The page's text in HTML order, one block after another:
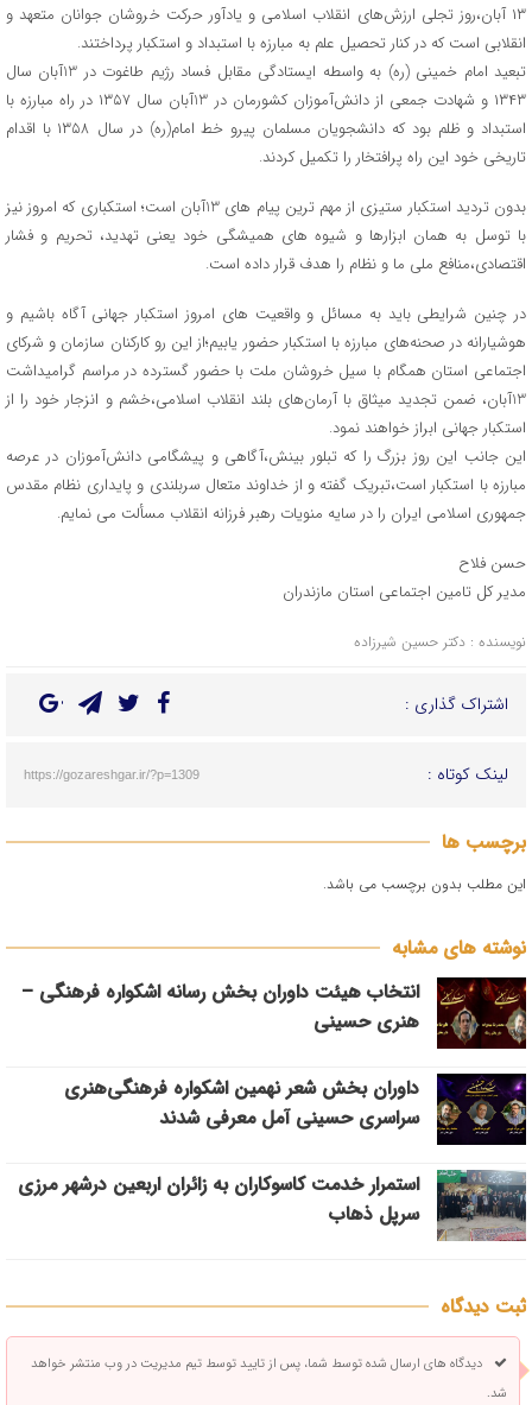
۱۳ آبان،روز تجلی ارزش‌های انقلاب اسلامی و یادآور حرکت خروشان جوانان متعهد و
انقلابی است که در کنار تحصیل علم به مبارزه با استبداد و استکبار پرداختند.
تبعید امام خمینی (ره) به واسطه ایستادگی مقابل فساد رژیم طاغوت در 13آبان سال
۱۳۴۳ و شهادت جمعی از دانش‌آموزان کشورمان در 13آبان سال ۱۳۵۷ در راه مبارزه با
استبداد و ظلم بود که دانشجویان مسلمان پیرو خط امام(ره) در سال ۱۳۵۸ با اقدام
تاریخی خود این راه پرافتخار را تکمیل کردند.
بدون تردید استکبار ستیزی از مهم ترین پیام های 13آبان است؛ استکباری که امروز نیز
با توسل به همان ابزارها و شیوه های همیشگی خود یعنی تهدید، تحریم و فشار
اقتصادی،منافع ملی ما و نظام را هدف قرار داده است.
در چنین شرایطی باید به مسائل و واقعیت های امروز استکبار جهانی آگاه باشیم و
هوشیارانه در صحنه‌های مبارزه با استکبار حضور یابیم؛از این رو کارکنان سازمان و شرکای
اجتماعی استان همگام با سیل خروشان ملت با حضور گسترده در مراسم گرامیداشت
13آبان، ضمن تجدید میثاق با آرمان‌های بلند انقلاب اسلامی،خشم و انزجار خود را از
استکبار جهانی ابراز خواهند نمود.
این جانب این روز بزرگ را که تبلور بینش،آگاهی و پیشگامی دانش‌آموزان در عرصه‌
مبارزه با استکبار است،تبریک گفته و از خداوند متعال سربلندی و پایداری نظام مقدس
جمهوری اسلامی ایران را در سایه‌ منویات رهبر فرزانه انقلاب مسألت می نمایم.
حسن فلاح
مدیر کل تامین اجتماعی استان مازندران
نویسنده : دکتر حسین شیرزاده
اشتراک گذاری :
لینک کوتاه : https://gozareshgar.ir/?p=1309
برچسب ها
این مطلب بدون برچسب می باشد.
نوشته های مشابه
انتخاب هیئت داوران بخش رسانه اشکواره فرهنگی‌ –
هنری حسینی
داوران بخش شعر نهمین اشکواره فرهنگی‌هنری
سراسری حسینی آمل معرفی شدند
استمرار خدمت کاسوکاران به زائران اربعین درشهر مرزی
سرپل ذهاب
ثبت دیدگاه
دیدگاه های ارسال شده توسط شما، پس از تایید توسط تیم مدیریت در وب منتشر خواهد
شد.